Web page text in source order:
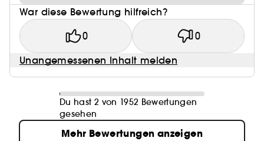
War diese Bewertung hilfreich?
0 0
Unangemessenen Inhalt melden
Du hast 2 von 1952 Bewertungen
gesehen
Mehr Bewertungen anzeigen